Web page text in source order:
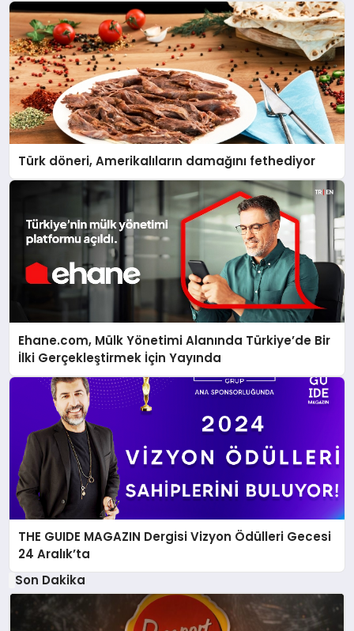
Türk döneri, Amerikalıların damağını fethediyor
Ehane.com, Mülk Yönetimi Alanında Türkiye’de Bir
İlki Gerçekleştirmek İçin Yayında
THE GUIDE MAGAZIN Dergisi Vizyon Ödülleri Gecesi
24 Aralık’ta
Son Dakika